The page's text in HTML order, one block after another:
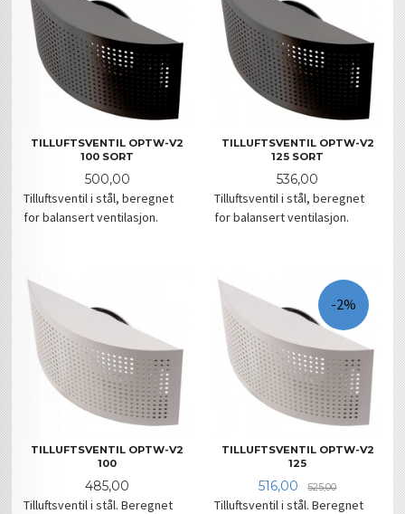
TILLUFTSVENTIL OPTW-V2
100 SORT
Pris
500,00
Tilluftsventil i stål, beregnet
for balansert ventilasjon.
TILLUFTSVENTIL OPTW-V2
125 SORT
Pris
536,00
Tilluftsventil i stål, beregnet
for balansert ventilasjon.
TILLUFTSVENTIL OPTW-V2
100
Pris
485,00
Tilluftsventil i stål. Beregnet
TILLUFTSVENTIL OPTW-V2
125
Tilbud
516,00 525,00Rabatt
-2%
Tilluftsventil i stål. Beregnet